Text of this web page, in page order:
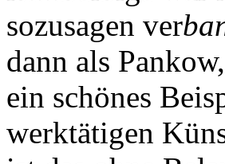
sozusagen ver
dann als
ein schönes
werktätigen